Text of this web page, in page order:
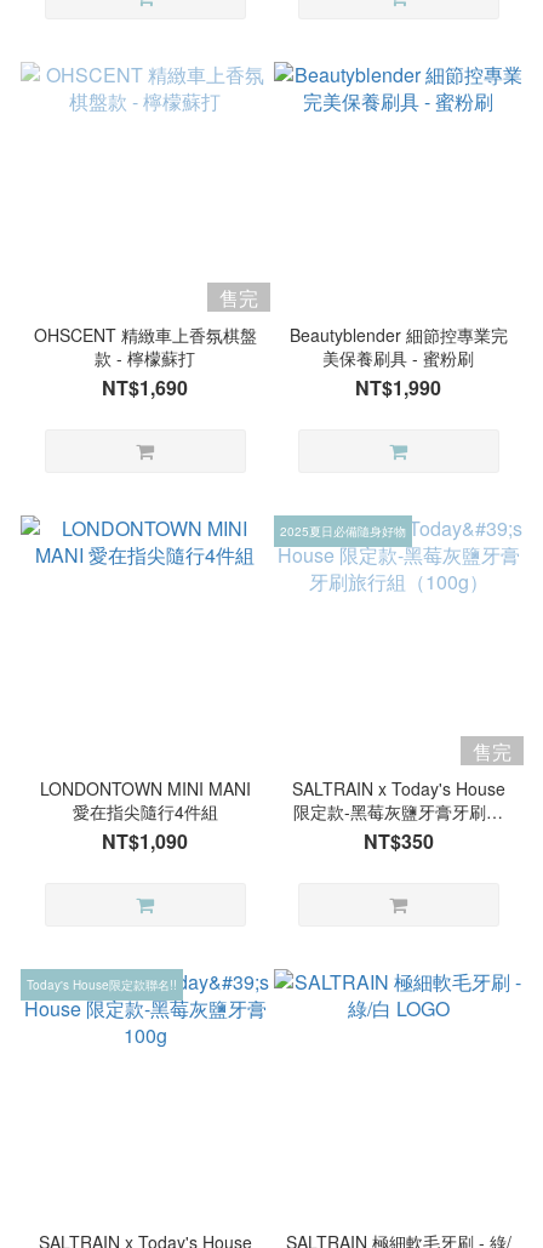
售完
OHSCENT 精緻車上香氛棋盤
款 - 檸檬蘇打
NT$1,690
Beautyblender 細節控專業完
美保養刷具 - 蜜粉刷
NT$1,990
LONDONTOWN MINI MANI
愛在指尖隨行4件組
NT$1,090
2025夏日必備隨身好物
售完
SALTRAIN x Today's House
限定款-黑莓灰鹽牙膏牙刷旅
行組（100g）
NT$350
Today's House限定款聯名!!
SALTRAIN x Today's House SALTRAIN 極細軟毛牙刷 - 綠/